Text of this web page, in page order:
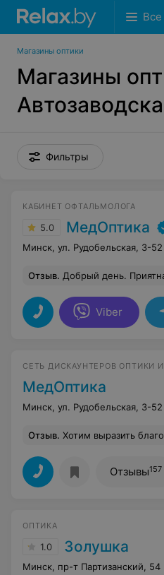
Магазины оптики
Магазины
Фильтры
КАБИНЕТ ОФТАЛЬМОЛОГА
5.0 МедОптика
Минск, ул. Рудобельская, 3-52
Отзыв. Добрый день.
Viber
СЕТЬ ДИСКАУНТЕРОВ ОПТИКИ
МедОптика
Минск, ул. Рудобельская, 3-52
Отзыв. Хотим выразить благодарность
Отзывы157
ОПТИКА
1.0 Золушка
Минск, пр-т Партизанский, 54